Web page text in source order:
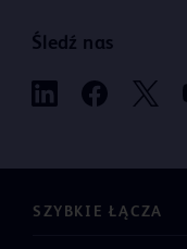
Śledź nas
SZYBKIE ŁĄCZA